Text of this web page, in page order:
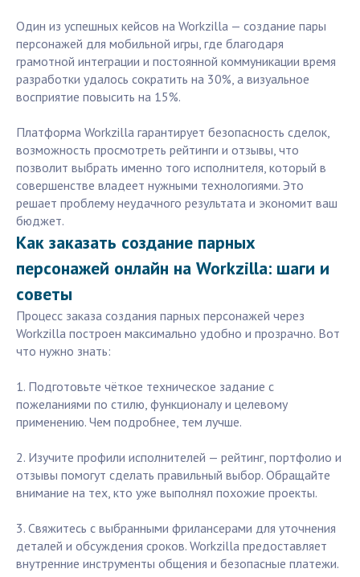
Один из успешных кейсов на Workzilla — создание пары
персонажей для мобильной игры, где благодаря
грамотной интеграции и постоянной коммуникации время
разработки удалось сократить на 30%, а визуальное
восприятие повысить на 15%.
Платформа Workzilla гарантирует безопасность сделок,
возможность просмотреть рейтинги и отзывы, что
позволит выбрать именно того исполнителя, который в
совершенстве владеет нужными технологиями. Это
решает проблему неудачного результата и экономит ваш
бюджет.
Как заказать создание парных
персонажей онлайн на Workzilla: шаги и
советы
Процесс заказа создания парных персонажей через
Workzilla построен максимально удобно и прозрачно. Вот
что нужно знать:
1. Подготовьте чёткое техническое задание с
пожеланиями по стилю, функционалу и целевому
применению. Чем подробнее, тем лучше.
2. Изучите профили исполнителей — рейтинг, портфолио и
отзывы помогут сделать правильный выбор. Обращайте
внимание на тех, кто уже выполнял похожие проекты.
3. Свяжитесь с выбранными фрилансерами для уточнения
деталей и обсуждения сроков. Workzilla предоставляет
внутренние инструменты общения и безопасные платежи.